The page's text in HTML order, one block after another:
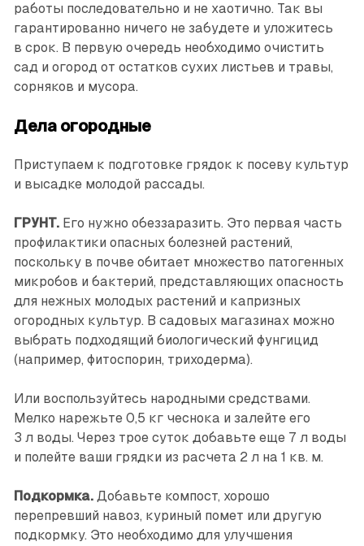
работы последовательно и не хаотично. Так вы
гарантированно ничего не забудете и уложитесь
в срок. В первую очередь необходимо очистить
сад и огород от остатков сухих листьев и травы,
сорняков и мусора.
Дела огородные
Приступаем к подготовке грядок к посеву культур
и высадке молодой рассады.
ГРУНТ.Его нужно обеззаразить. Это первая часть
профилактики опасных болезней растений,
поскольку в поч­ве обитает множество патогенных
микробов и бактерий, представляющих опасность
для нежных молодых растений и капризных
огородных культур. В садовых магазинах можно
выбрать подходящий биологический фунгицид
(например, фитоспорин, триходерма).
Или воспользуйтесь народными средствами.
Мелко нарежьте 0,5 кг чеснока и залейте его
3 л воды. Через трое суток добавьте еще 7 л воды
и полейте ваши грядки из расчета 2 л на 1 кв. м.
Подкормка. Добавьте компост, хорошо
перепревший навоз, куриный помет или другую
подкормку. Это необходимо для улучшения